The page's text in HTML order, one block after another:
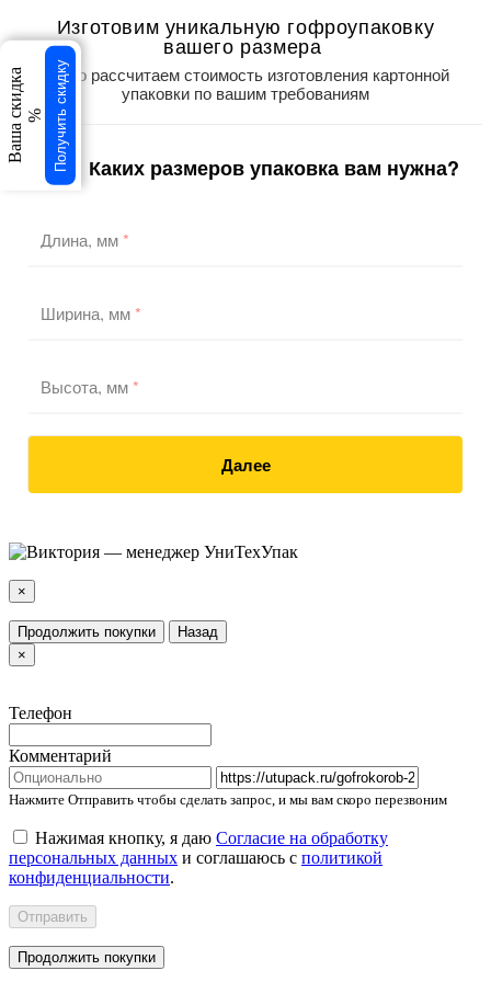
Изготовим уникальную гофроупаковку
вашего размера
Точно рассчитаем стоимость изготовления картонной
упаковки по вашим требованиям
/3 Каких размеров упаковка вам нужна?
Длина, мм*
Ширина, мм*
Высота, мм*
Далее
×
Продолжить покупки
Назад
×
Телефон
Комментарий
Нажмите Отправить чтобы сделать запрос, и мы вам скоро перезвоним
Нажимая кнопку, я даю Согласие на обработку
персональных данных и соглашаюсь с политикой
конфиденциальности.
Отправить
Продолжить покупки
Ваша скидка % Получить скидку